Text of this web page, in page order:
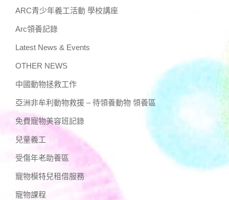
ARC青少年義工活動 學校講座
Arc領養記錄
Latest News & Events
OTHER NEWS
中國動物拯救工作
亞洲非牟利動物救援 – 待領養動物 領養區
免費寵物美容班記錄
兒童義工
受傷年老助養區
寵物模特兒租借服務
寵物課程